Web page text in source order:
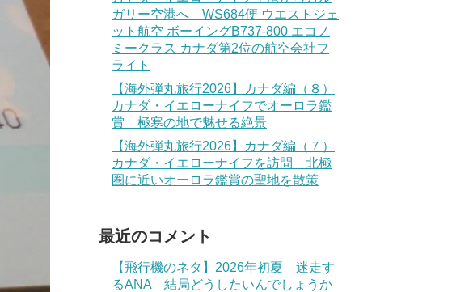
ガリー空港へ WS684便 ウエストジェ
ット航空 ボーイングB737-800 エコノ
ミークラス カナダ第2位の航空会社フ
ライト
【海外弾丸旅行2026】カナダ編（８）
カナダ・イエローナイフでオーロラ鑑
賞 極寒の地で魅せる絶景
【海外弾丸旅行2026】カナダ編（７）
カナダ・イエローナイフを訪問 北極
圏に近いオーロラ鑑賞の聖地を散策
最近のコメント
【飛行機のネタ】2026年初夏 迷走す
るANA 結局どうしたいんでしょうか